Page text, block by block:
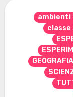
ambienti
classe
GEOGRAFIA